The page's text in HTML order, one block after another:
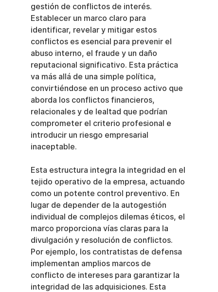
gestión de conflictos de interés.
Establecer un marco claro para
identificar, revelar y mitigar estos
conflictos es esencial para prevenir el
abuso interno, el fraude y un daño
reputacional significativo. Esta práctica
va más allá de una simple política,
convirtiéndose en un proceso activo que
aborda los conflictos financieros,
relacionales y de lealtad que podrían
comprometer el criterio profesional e
introducir un riesgo empresarial
inaceptable.
Esta estructura integra la integridad en el
tejido operativo de la empresa, actuando
como un potente control preventivo. En
lugar de depender de la autogestión
individual de complejos dilemas éticos, el
marco proporciona vías claras para la
divulgación y resolución de conflictos.
Por ejemplo, los contratistas de defensa
implementan amplios marcos de
conflicto de intereses para garantizar la
integridad de las adquisiciones. Esta